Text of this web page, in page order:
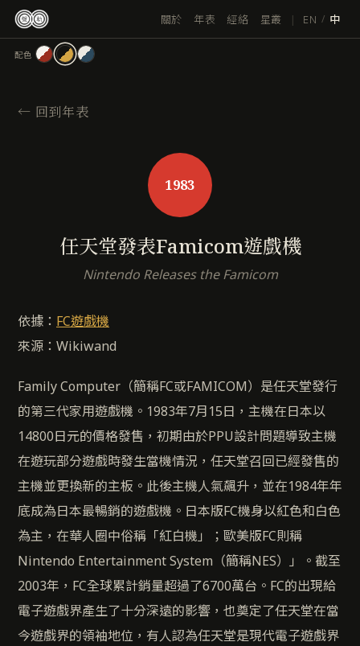
關於 年表 經絡 星叢 | EN / 中
配色
← 回到年表
1983
任天堂發表Famicom遊戲機
Nintendo Releases the Famicom
依據： FC遊戲機
來源：Wikiwand
Family Computer（簡稱FC或FAMICOM）是任天堂發行
的第三代家用遊戲機。1983年7月15日，主機在日本以
14800日元的價格發售，初期由於PPU設計問題導致主機
在遊玩部分遊戲時發生當機情況，任天堂召回已經發售的
主機並更換新的主板。此後主機人氣飆升，並在1984年年
底成為日本最暢銷的遊戲機。日本版FC機身以紅色和白色
為主，在華人圈中俗稱「紅白機」；歐美版FC則稱
Nintendo Entertainment System（簡稱NES）」。截至
2003年，FC全球累計銷量超過了6700萬台。FC的出現給
電子遊戲界產生了十分深遠的影響，也奠定了任天堂在當
今遊戲界的領袖地位，有人認為任天堂是現代電子遊戲界